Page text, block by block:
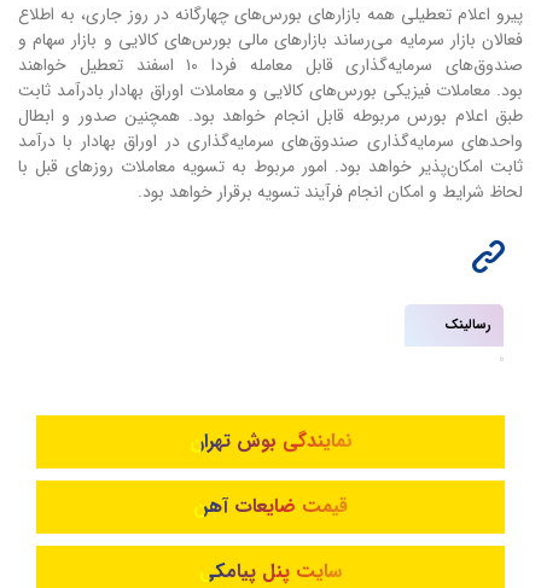
پیرو اعلام تعطیلی همه بازارهای بورس‌های چهارگانه در روز جاری، به اطلاع
فعالان بازار سرمایه می‌رساند بازارهای مالی بورس‌های کالایی و بازار سهام و
صندوق‌های سرمایه‌گذاری قابل معامله فردا ۱۰ اسفند تعطیل خواهند
بود. معاملات فیزیکی بورس‌های کالایی و معاملات اوراق بهادار بادرآمد ثابت
طبق اعلام بورس مربوطه قابل انجام خواهد بود. همچنین صدور و ابطال
واحدهای سرمایه‌گذاری صندوق‌های سرمایه‌گذاری در اوراق بهادار با درآمد
ثابت امکان‌پذیر خواهد بود. امور مربوط به تسویه معاملات روزهای قبل با
لحاظ شرایط و امکان انجام فرآیند تسویه برقرار خواهد بود.
رسالینک
نمایندگی بوش تهران
قیمت ضایعات آهن
سایت پنل پیامکی